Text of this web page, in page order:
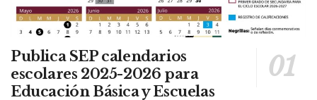
Publica SEP calendarios
escolares 2025-2026 para
Educación Básica y Escuelas